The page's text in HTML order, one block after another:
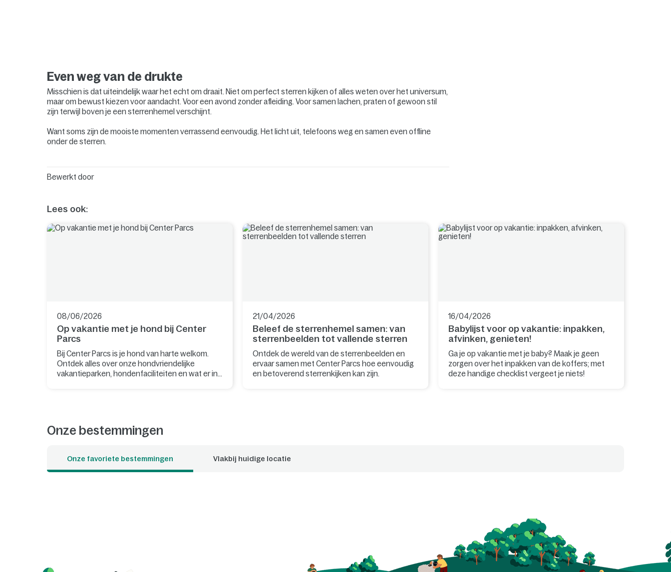
Even weg van de drukte
Misschien is dat uiteindelijk waar het echt om draait. Niet om perfect sterren kijken of alles weten over het universum,
maar om bewust kiezen voor aandacht. Voor een avond zonder afleiding. Voor samen lachen, praten of gewoon stil
zijn terwijl boven je een sterrenhemel verschijnt.
Want soms zijn de mooiste momenten verrassend eenvoudig. Het licht uit, telefoons weg en samen even offline
onder de sterren.
Bewerkt door
Lees ook:
08/06/2026
Op vakantie met je hond bij Center
Parcs
Bij Center Parcs is je hond van harte welkom.
Ontdek alles over onze hondvriendelijke
vakantieparken, hondenfaciliteiten en wat er in
21/04/2026
Beleef de sterrenhemel samen: van
sterrenbeelden tot vallende sterren
Ontdek de wereld van de sterrenbeelden en
ervaar samen met Center Parcs hoe eenvoudig
en betoverend sterrenkijken kan zijn.
16/04/2026
Babylijst voor op vakantie: inpakken,
afvinken, genieten!
Ga je op vakantie met je baby? Maak je geen
zorgen over het inpakken van de koffers; met
deze handige checklist vergeet je niets!
Onze bestemmingen
Onze favoriete bestemmingen Vlakbij huidige locatie